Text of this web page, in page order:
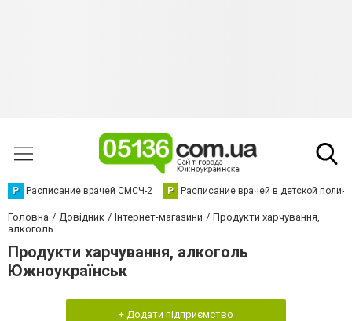
Р Расписание врачей СМСЧ-2 Р Расписание врачей в детской
Головна Довідник Інтернет-магазини
Продукти харчування,
алкоголь
Продукти харчування, алкоголь
Южноукраїнськ
+ Додати підприємство